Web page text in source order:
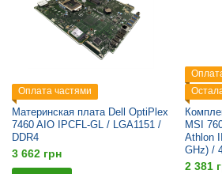
Оплата частями
Материнская плата Dell OptiPlex
7460 AIO IPCFL-GL / LGA1151 /
DDR4
3 662 грн
MSI
Athlon
GHz) /
2 381